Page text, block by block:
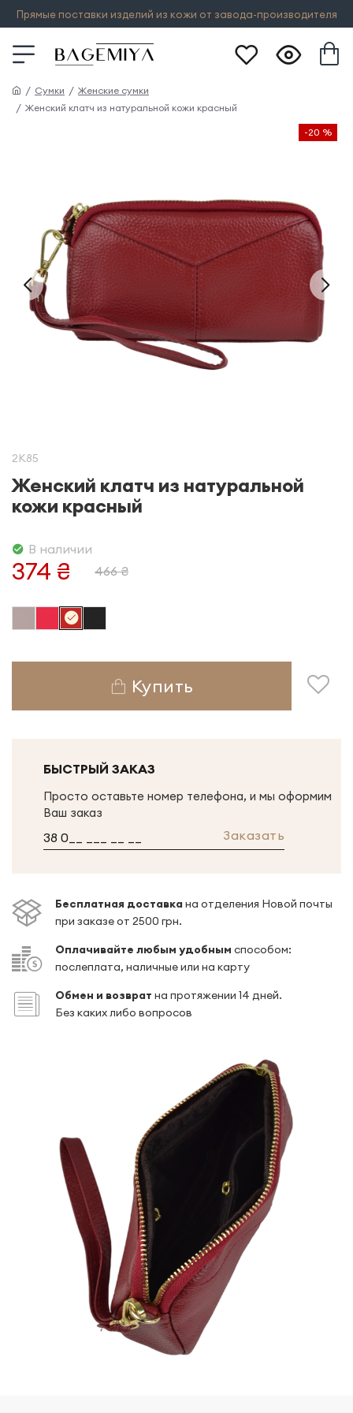
Прямые поставки изделий из кожи от завода-производителя
Сумки
Женские сумки
Женский клатч из натуральной кожи красный
-20 %
2K85
Женский клатч из натуральной
кожи красный
374 ₴ 466 ₴
В наличии
Купить
БЫСТРЫЙ ЗАКАЗ
Просто оставьте номер телефона, и мы оформим
Ваш заказ
Заказать
Беcплатная доставкана отделения Новой почты
при заказе от 2500 грн.
Оплачивайте любым удобным способом:
послеплата, наличные или на карту
Обмен и возврат на протяжении 14 дней.
Без каких либо вопросов